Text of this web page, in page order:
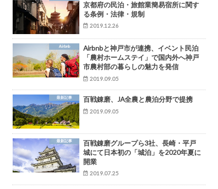
京都府の民泊・旅館業簡易宿所に関す
る条例・法律・規制
2019.12.26
Airbnb
Airbnbと神戸市が連携、イベント民泊
「農村ホームステイ」で国内外へ神戸
市農村部の暮らしの魅力を発信
2019.09.05
最新記事 百戦錬磨、JA全農と農泊分野で提携
2019.09.05
最新記事
百戦錬磨グループら3社、長崎・平戸
城にて日本初の「城泊」を2020年夏に
開業
2019.07.25